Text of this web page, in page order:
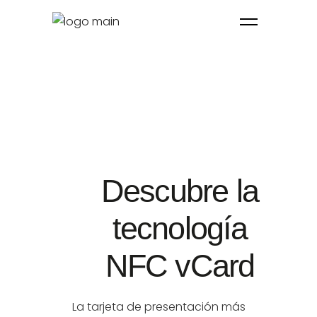
Descubre la
tecnología
NFC vCard
La tarjeta de presentación más